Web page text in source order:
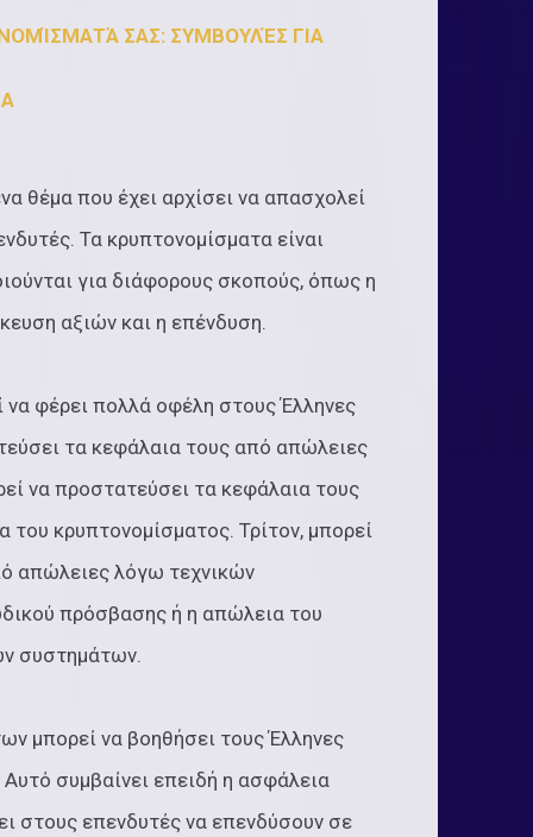
ΣΑΣ: ΣΥΜΒΟΥΛΈΣ ΓΙΑ
θέμα που έχει αρχίσει να απασχολεί
Τα κρυπτονομίσματα είναι
για διάφορους σκοπούς, όπως η
αξιών και η επένδυση.
φέρει πολλά οφέλη στους Έλληνες
τα κεφάλαια τους από απώλειες
να προστατεύσει τα κεφάλαια τους
κρυπτονομίσματος. Τρίτον, μπορεί
απώλειες λόγω τεχνικών
πρόσβασης ή η απώλεια του
συστημάτων.
μπορεί να βοηθήσει τους Έλληνες
συμβαίνει επειδή η ασφάλεια
στους επενδυτές να επενδύσουν σε